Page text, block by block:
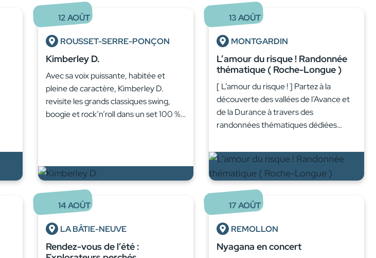
12AOÛT
ROUSSET-SERRE-PONÇON
Kimberley D.
Avec sa voix puissante, habitée et
pleine de caractère, Kimberley D.
revisite les grands classiques swing,
boogie et rock’n’roll dans un set 100 %…
13AOÛT
MONTGARDIN
L’amour du risque ! Randonnée
thématique ( Roche-Longue )
[ L’amour du risque ! ] Partez à la
découverte des vallées de l’Avance et
de la Durance à travers des
randonnées thématiques dédiées…
14AOÛT
LA BÂTIE-NEUVE
Rendez-vous de l’été :
17AOÛT
REMOLLON
Nyagana en concert